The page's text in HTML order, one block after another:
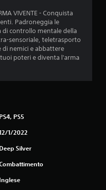
l
e
s
VIVENTE - Conquista
Padroneggia le
di controllo mentale della
sensoriale, teletrasporto
di nemici e abbattere
poteri e diventa l'arma
PS4, PS5
1/2022
Deep Silver
Inglese